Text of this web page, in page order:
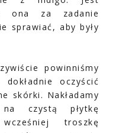
ona za zadanie
sprawiać, aby były
powinniśmy
oczyścić
skórki. Nakładamy
czystą płytkę
troszkę